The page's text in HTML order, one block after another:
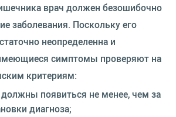
врач должен безошибочно
заболевания. Поскольку его
неопределенна и
симптомы проверяют на
критериям:
появиться не менее, чем за
диагноза;